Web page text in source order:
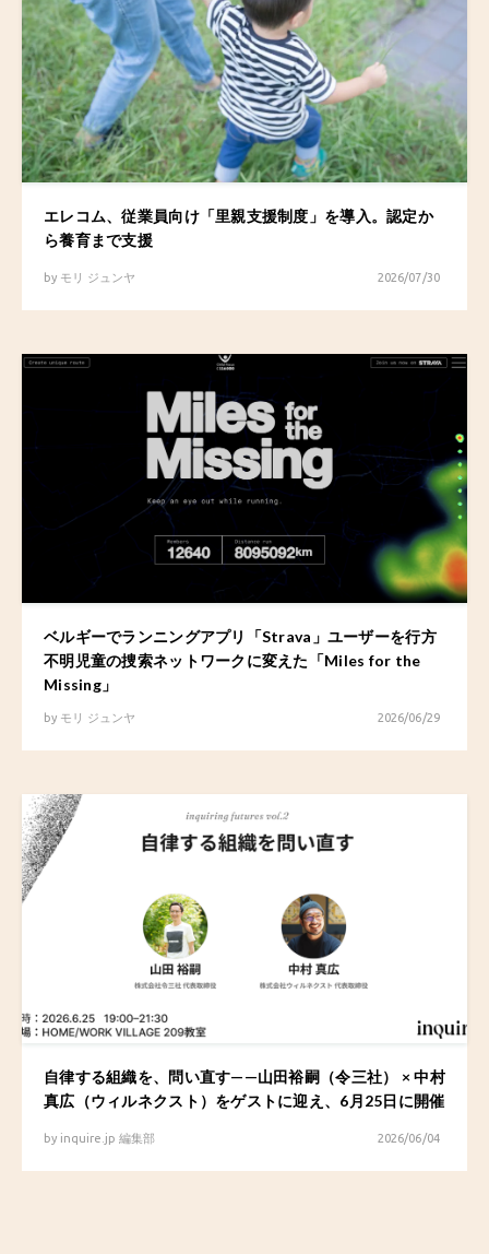
エレコム、従業員向け「里親支援制度」を導入。認定か
ら養育まで支援
by モリ ジュンヤ 2026/07/30
ベルギーでランニングアプリ「Strava」ユーザーを行方
不明児童の捜索ネットワークに変えた「Miles for the
Missing」
by モリ ジュンヤ 2026/06/29
自律する組織を、問い直す——山田裕嗣（令三社） × 中村
真広（ウィルネクスト）をゲストに迎え、6月25日に開催
by inquire.jp 編集部 2026/06/04